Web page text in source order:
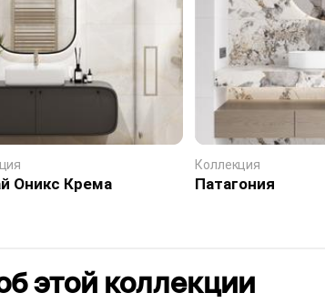
Оникс Крема
Коллекция
Патагония
этой коллекции